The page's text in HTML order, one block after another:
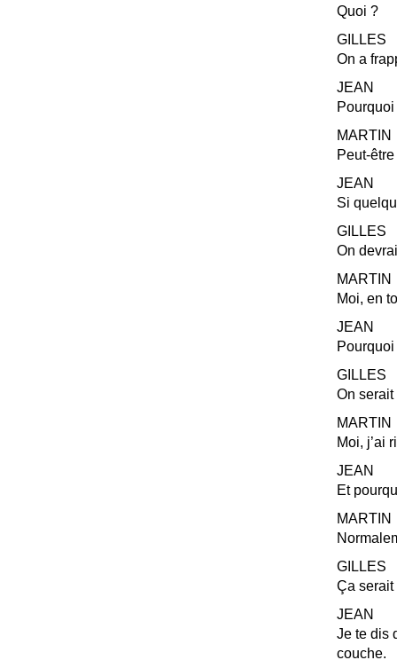
Quoi ?
GILLES
On a
JEAN
MARTIN
Peut-
JEAN
Si
GILLES
On
MARTIN
Moi, en
JEAN
Pourquoi
GILLES
On
MARTIN
Moi, j’ai
JEAN
Et
MARTIN
GILLES
Ça serait
JEAN
Je te dis
couche.